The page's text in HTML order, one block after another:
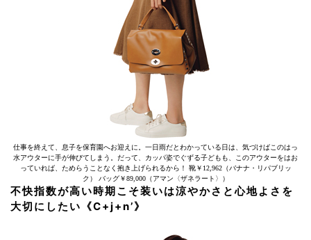
仕事を終えて、息子を保育園へお迎えに。一日雨だとわかっている日は、気づけばこのはっ
水アウターに手が伸びてしまう。だって、カッパ姿でぐずる子どもも、このアウターをはお
っていれば、ためらうことなく抱き上げられるから！ 靴￥12,962（バナナ・リパブリッ
ク） バッグ￥89,000（アマン〈ザネラート〉）
不快指数が高い時期こそ装いは涼やかさと心地よさを
大切にしたい《C+j+n’》